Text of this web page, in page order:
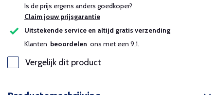
Is de prijs ergens anders goedkoper?
Claim jouw prijsgarantie
Uitstekende service en altijd gratis verzending
Klanten beoordelen ons met een 9,1.
Vergelijk dit product